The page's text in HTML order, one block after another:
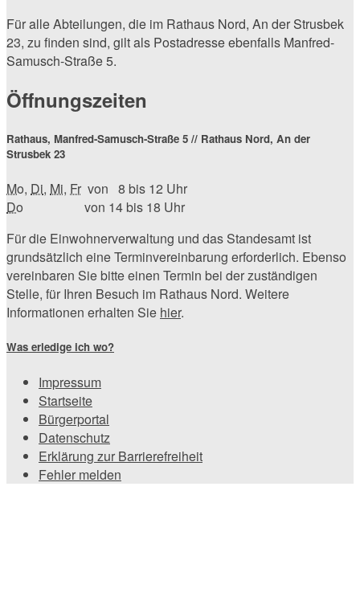
Für alle Abteilungen, die im Rathaus Nord, An der Strusbek
23, zu finden sind, gilt als Postadresse ebenfalls Manfred-
Samusch-Straße 5.
Öffnungszeiten
Rathaus, Manfred-Samusch-Straße 5 // Rathaus Nord, An der
Strusbek 23
Mo, Di, Mi, Fr von 8 bis 12 Uhr
Do von 14 bis 18 Uhr
Für die Einwohnerverwaltung und das Standesamt ist
grundsätzlich eine Terminvereinbarung erforderlich. Ebenso
vereinbaren Sie bitte einen Termin bei der zuständigen
Stelle, für Ihren Besuch im Rathaus Nord. Weitere
Informationen erhalten Sie hier.
Was erledige ich wo?
Impressum
Startseite
Bürgerportal
Datenschutz
Erklärung zur Barrierefreiheit
Fehler melden